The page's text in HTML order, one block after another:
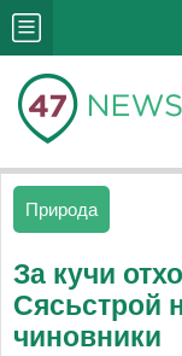
Природа
За кучи
Сясьстрой
чиновники